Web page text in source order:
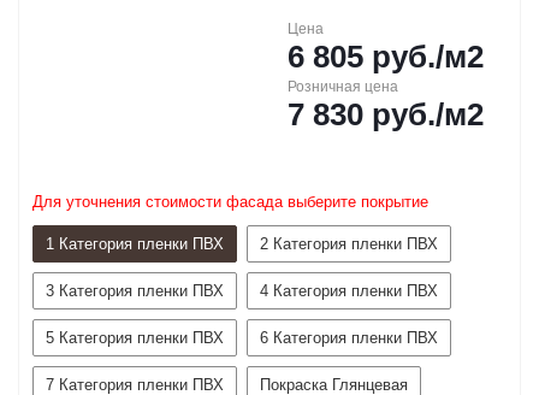
Цена
6 805 руб./м2
Розничная цена
7 830 руб./м2
Для уточнения стоимости фасада выберите покрытие
1 Категория пленки ПВХ 2 Категория пленки ПВХ
3 Категория пленки ПВХ 4 Категория пленки ПВХ
5 Категория пленки ПВХ 6 Категория пленки ПВХ
7 Категория пленки ПВХ Покраска Глянцевая